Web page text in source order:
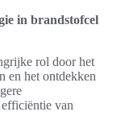
in brandstofcel
rol door het
en het ontdekken
van